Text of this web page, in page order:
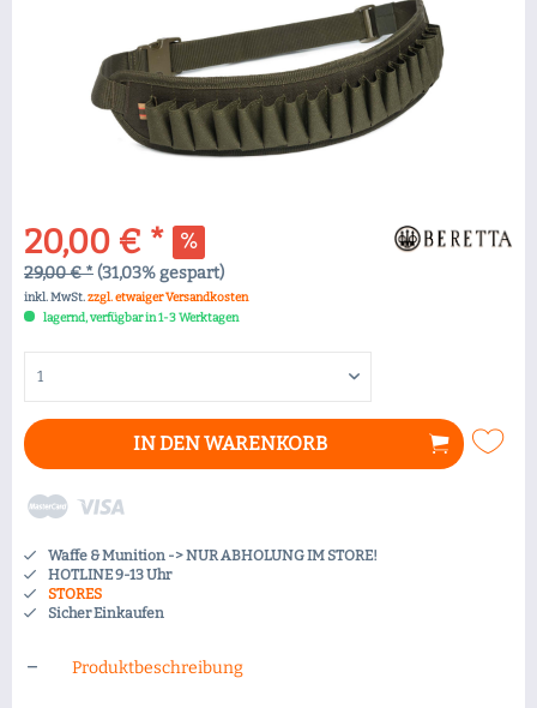
20,00 € *
29,00 € *(31,03% gespart)
inkl. MwSt.zzgl. etwaiger Versandkosten
lagernd, verfügbar in 1-3 Werktagen
IN DENWARENKORB
Waffe & Munition -> NUR ABHOLUNG IM STORE!
HOTLINE 9-13 Uhr
STORES
Sicher Einkaufen
Produktbeschreibung